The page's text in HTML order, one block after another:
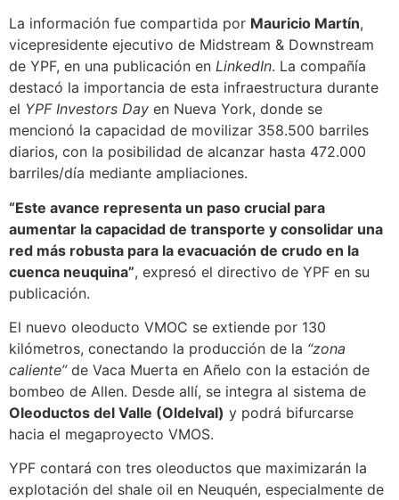
La información fue compartida por Mauricio Martín,
vicepresidente ejecutivo de Midstream & Downstream
de YPF, en una publicación en LinkedIn. La compañía
destacó la importancia de esta infraestructura durante
el YPF Investors Day en Nueva York, donde se
mencionó la capacidad de movilizar 358.500 barriles
diarios, con la posibilidad de alcanzar hasta 472.000
barriles/día mediante ampliaciones.
“Este avance representa un paso crucial para
aumentar la capacidad de transporte y consolidar una
red más robusta para la evacuación de crudo en la
cuenca neuquina”, expresó el directivo de YPF en su
publicación.
El nuevo oleoducto VMOC se extiende por 130
kilómetros, conectando la producción de la “zona
caliente”de Vaca Muerta en Añelo con la estación de
bombeo de Allen. Desde allí, se integra al sistema de
Oleoductos del Valle (Oldelval) y podrá bifurcarse
hacia el megaproyecto VMOS.
YPF contará con tres oleoductos que maximizarán la
explotación del shale oil en Neuquén, especialmente de